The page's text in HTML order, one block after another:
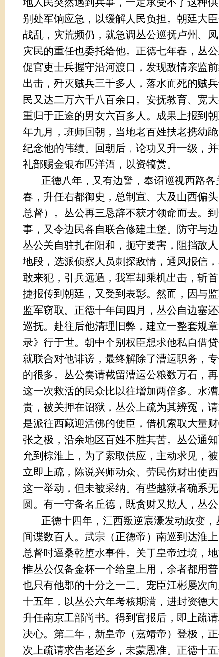
地人民突然遇到兵事，一定承受不了这种
别处军饷应急，以缓解人民负担。朝廷大
战乱，灾荒频仍，就急调丛公巡抚卢州、
灾民的重任也委托给他。正德七年春，丛
促官吏士兵握守沿河渡口，发现敌情亲监
出击，歼灭贼兵三千多人，落水而死的贼
民又达二万六千八百余口。安抚教育、宽
重归于正途的男女六百多人。成果上报到
年九月，班师回朝，当地老百姓扶老携幼
纪念他的伟绩。回朝后，论功又升一级，
礼部赐金银布匹洋酒，以资犒赏。
正德八年，又有边警，奉诏巡视西路
春，升任右都御史，总制宣、大及山西偏
总督）。丛公再三恳辞不获才领命而去。
事，又令边民各自联合修建土堡。防守与
丛公关自驻扎在阳和，扼守要害，阻挡敌
地段，选派侦察人员刺探敌情，通风报信
敢来犯，引兵远遁，我军却乘机出击，斩
捷报传到朝廷，又受到表彰。然而，因与
监军窃取。正德十年闰四月，丛公自边塞
巡抚。赴往后他清理旧弊，建立一整套规
录》行于世。朝中个别权臣想求他私自借
就联合对他诽谤，最终解除了漕运职务，
的很多。丛公奏请截留漕运公粮数万石，
这一次救活的民众比以往增加两倍多。水
贵，被关押在诏狱，丛公上疏为其辨冤，
是派往西藏迎活佛的使臣，借机索取大量
张之极，沿余地区百姓不胜其苦。丛公通
允到棕淮上，为了索取供应，主动求见，
立即上疏，陈说兴师动众、劳民伤财出使
这一举动，但未被采纳。有些越狱者确系
圆。有一守备名丘德，既贪财又欺人，丛
正德十四年，江西叛逆宸濠发动政变
间谍数百人。武宗（正德帝）南巡到达淮
总督时逼桑乾堕水事件。关于皇帝过境，
惟丛公仅备金杯一个给皇上用，余者都用
也只有他郡的十分之一二。宠臣江彬屡次
十五年，以丛公六年考核期满，进封资德
升任南京工部尚书。得到官报后，即上疏
决心。第二年，新皇帝（嘉靖帝）登极，
次上疏请求告老还乡，未蒙恩准。正德十